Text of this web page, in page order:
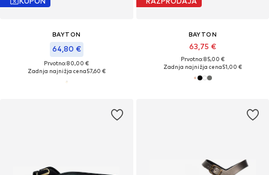
BAYTON
64,80 €
Prvotno: 80,00 €
Zadnja najnižja cena57,60 €
BAYTON
63,75 €
Prvotno: 85,00 €
Zadnja najnižja cena51,00 €